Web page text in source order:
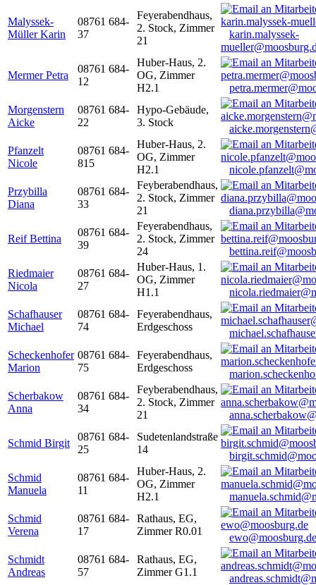
Malyssek-
Müller Karin
08761 684-
37
Feyerabendhaus,
2. Stock, Zimmer
21
karin.malyssek-
Mermer Petra
08761 684-
12
Huber-Haus, 2.
OG, Zimmer
H2.1
Morgenstern
Aicke
08761 684-
22
Hypo-Gebäude,
3. Stock
Pfanzelt
Nicole
08761 684-
815
Huber-Haus, 2.
OG, Zimmer
H2.1
Przybilla
Diana
08761 684-
33
Feyberabendhaus,
2. Stock, Zimmer
21
Reif Bettina
08761 684-
39
Feyerabendhaus,
2. Stock, Zimmer
24
Riedmaier
Nicola
08761 684-
27
Huber-Haus, 1.
OG, Zimmer
H1.1
Schafhauser
Michael
08761 684-
74
Feyerabendhaus,
Erdgeschoss
Scheckenhofer
Marion
08761 684-
75
Feyerabendhaus,
Erdgeschoss
Scherbakow
Anna
08761 684-
34
Feyberabendhaus,
2. Stock, Zimmer
21
Schmid Birgit
08761 684-
25
Sudetenlandstraße
14
Schmid
Manuela
08761 684-
11
Huber-Haus, 2.
OG, Zimmer
H2.1
Schmid
Verena
08761 684-
17
Rathaus, EG,
Zimmer R0.01
ewo@moosburg.de
Schmidt
Andreas
08761 684-
57
Rathaus, EG,
Zimmer G1.1